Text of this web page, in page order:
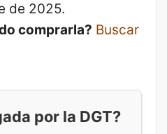
de 2025.
comprarla? Buscar
por la DGT?